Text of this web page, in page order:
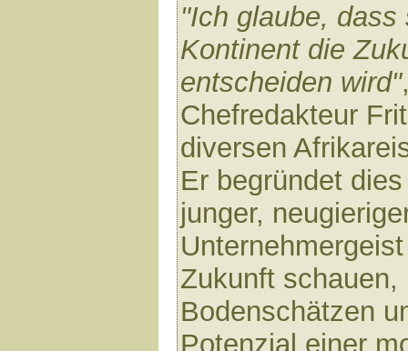
"Ich glaube,
Kontinent die
entscheiden wird"
Chefredakteur
diversen
Er begründet
junger,
Zukunft
Bodenschätzen
Potenzial einer